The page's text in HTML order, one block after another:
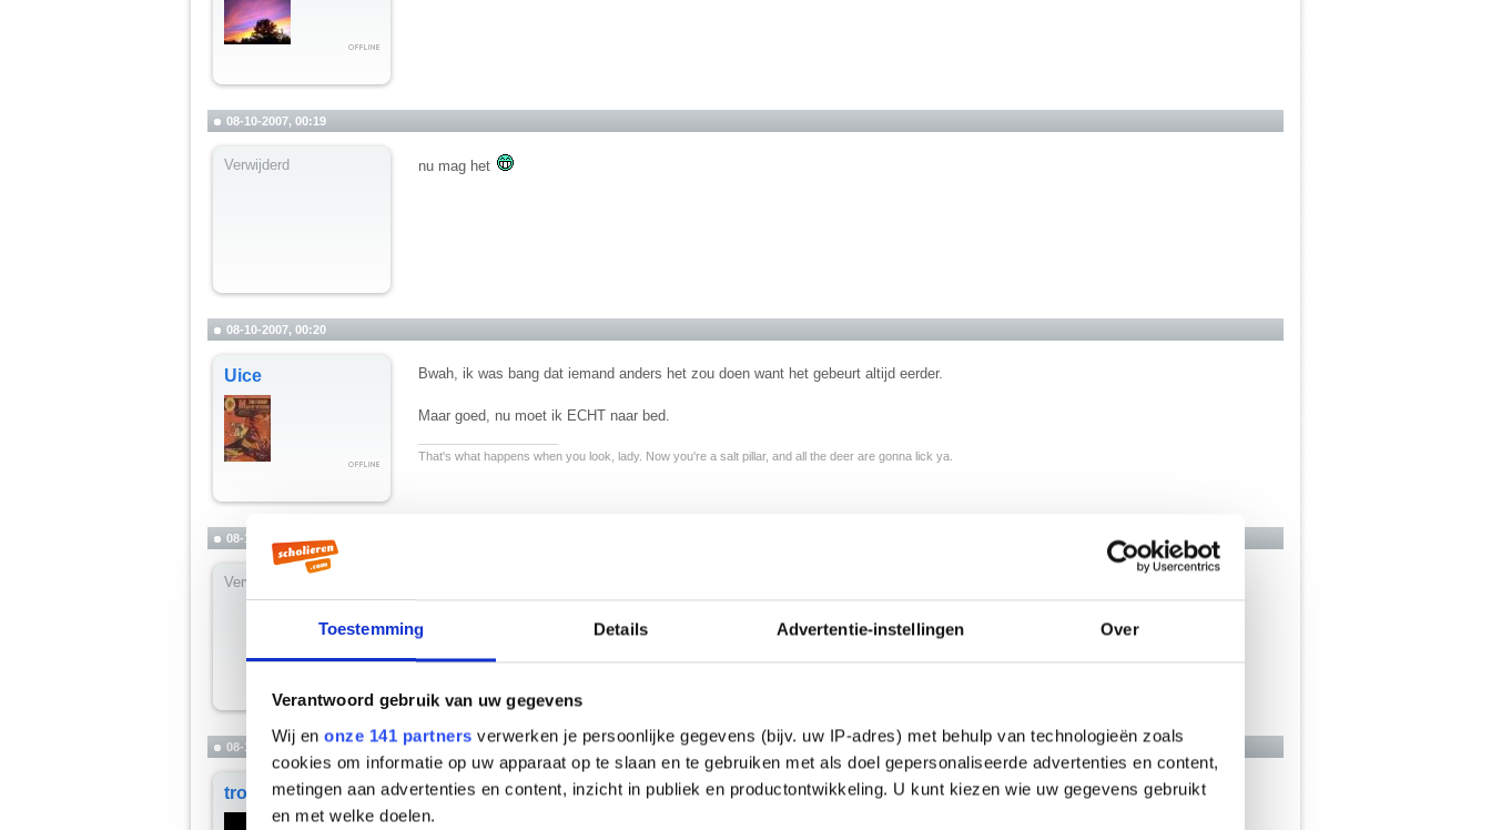
Toestemming Details Advertentie-instellingen Over
Verantwoord gebruik van uw gegevens
Wij en onze 141 partners verwerken je persoonlijke gegevens (bijv. uw IP-adres) met behulp van technologieën zoals
cookies om informatie op uw apparaat op te slaan en te gebruiken met als doel gepersonaliseerde advertenties en content,
metingen aan advertenties en content, inzicht in publiek en productontwikkeling. U kunt kiezen wie uw gegevens gebruikt
en met welke doelen.
08-10-2007, 00:19
Verwijderd nu mag het
08-10-2007, 00:20
Uice Bwah, ik was bang dat iemand anders het zou doen want het gebeurt altijd eerder.
Maar goed, nu moet ik ECHT naar bed.
That's what happens when you look, lady. Now you're a salt pillar, and all the deer are gonna lick ya.
08-10-2007, 00:21
Verwijderd
(maar toch stel ik me jou zo voor. geen idee waarom eigenlijk... sorry
)
08-10-2007, 00:22
trophus
Julius, heb je geen baardgroei?
Je deed letterlijk niets aan je uiterlijk voor de spiegel zei je nl.